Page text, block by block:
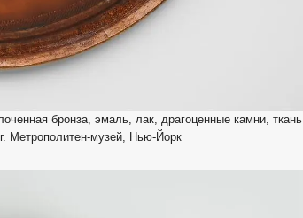
бронза, эмаль, лак, драгоценные камни, ткань
Метрополитен-музей, Нью-Йорк